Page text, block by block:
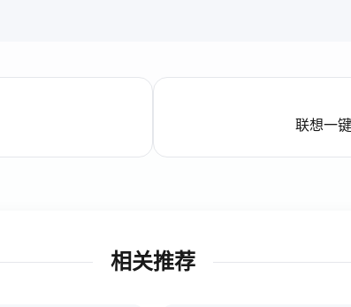
联想一
相关推荐